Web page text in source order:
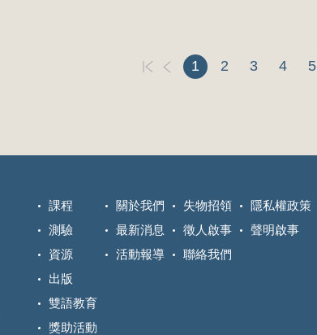
1 2 3 4 5
課程
測驗
資源
出版
雙語教育
獎助活動
關於我們
最新消息
活動報導
失物招領
徵人啟事
聯絡我們
隱私權政策
聲明啟事